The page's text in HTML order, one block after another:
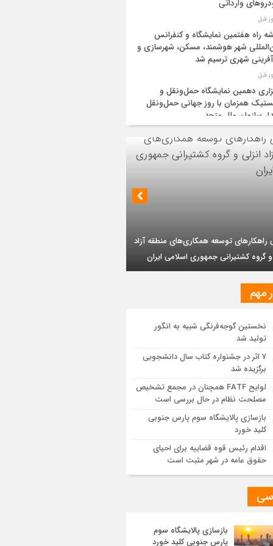
وارداتی
راه هفتمین نمایشگاه و کنفرانس
شهر هوشمند، مسکن، شهرسازی و
شهری ترسیم شد
دهمین نمایشگاه حمل‌ونقل و
همزمان با روز جهانی حمل‌ونقل
سازمان ملل متحد
و عراق قرارداد خط لوله انتقال نفت را
کردند
کلید امنیت معیشتی خانوارها
نفت اعضای اوپک پلاس روی کاغذ
اجرای طرح تخصیص یارانه سوخت از
اجرایی پروژه تصفیه پساب شهری؛
تبریز در مسیر تحقق صنعت سبز
مزیت قیمتی CNG؛ سوختی پاک برای کاهش
خانوار و واردات بنزین
هیأت مدیره گروه سرمایه‌گذاری اهداف با
بر تداوم حمایت از فاز دوم توسعه میدان
مهم
نخستین گوجه‌فرنگی شبیه به انگور
تولید شد
۷ اثر در جشنواره کتاب سال دانشجویی
برگزیده شد
لوایح FATF همچنان در مجمع تشخیص
مصلحت نظام در حال بررسی است
بازسازی پالایشگاه سوم پارس جنوبی
کلید خورد
اقدام رئیس قوه قضاییه برای احیای
حقوق عامه در شهر مثبت است
بازسازی پالایشگاه سوم
پارس جنوبی کلید خورد